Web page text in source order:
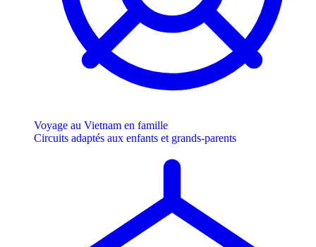
Voyage au Vietnam en famille
Circuits adaptés aux enfants et grands-parents